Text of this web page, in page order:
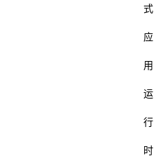
式
应
用
运
行
时